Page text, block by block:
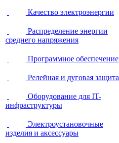
Качество электроэнергии
Распределение энергии
среднего напряжения
Программное обеспечение
Релейная и дуговая защита
Оборудование для IT-
инфраструктуры
Электроустановочные
изделия и аксессуары